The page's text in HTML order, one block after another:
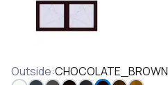
Outside:CHOCOLATE_BROWN